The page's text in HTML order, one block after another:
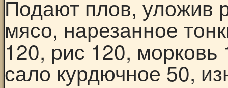
Подают плов, уложив
мясо, нарезанное
120, рис 120,
сало курдючное 50,